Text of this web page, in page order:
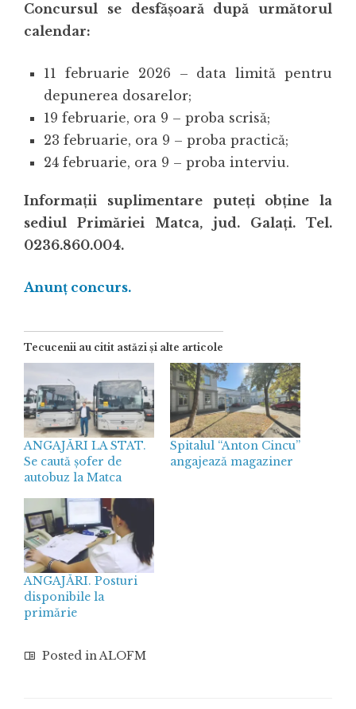
Concursul se desfășoară după următorul
calendar:
11 februarie 2026 – data limită pentru
depunerea dosarelor;
19 februarie, ora 9 – proba scrisă;
23 februarie, ora 9 – proba practică;
24 februarie, ora 9 – proba interviu.
Informaţii suplimentare puteți obține la
sediul Primăriei Matca, jud. Galați. Tel.
0236.860.004.
Anunț concurs.
Tecucenii au citit astăzi și alte articole
ANGAJĂRI LA STAT.
Se caută șofer de
autobuz la Matca
Spitalul “Anton Cincu”
angajează magaziner
ANGAJĂRI. Posturi
disponibile la
primărie
Posted inALOFM